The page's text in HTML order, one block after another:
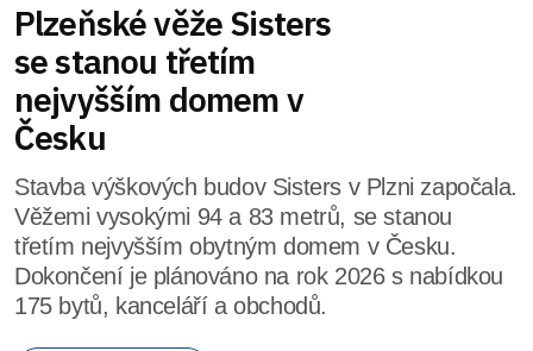
Plzeňské věže Sisters
se stanou třetím
nejvyšším domem v
Česku
Stavba výškových budov Sisters v Plzni započala.
Věžemi vysokými 94 a 83 metrů, se stanou
třetím nejvyšším obytným domem v Česku.
Dokončení je plánováno na rok 2026 s nabídkou
175 bytů, kanceláří a obchodů.